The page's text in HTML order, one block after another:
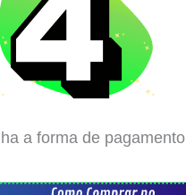
a forma de pagamento